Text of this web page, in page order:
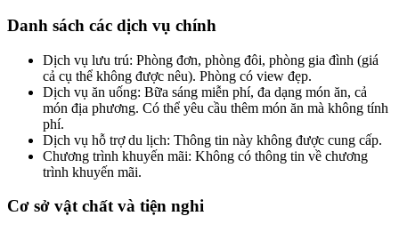
Danh sách các dịch vụ chính
Dịch vụ lưu trú: Phòng đơn, phòng đôi, phòng gia đình (giá
cả cụ thể không được nêu). Phòng có view đẹp.
Dịch vụ ăn uống: Bữa sáng miễn phí, đa dạng món ăn, cả
món địa phương. Có thể yêu cầu thêm món ăn mà không tính
phí.
Dịch vụ hỗ trợ du lịch: Thông tin này không được cung cấp.
Chương trình khuyến mãi: Không có thông tin về chương
trình khuyến mãi.
Cơ sở vật chất và tiện nghi